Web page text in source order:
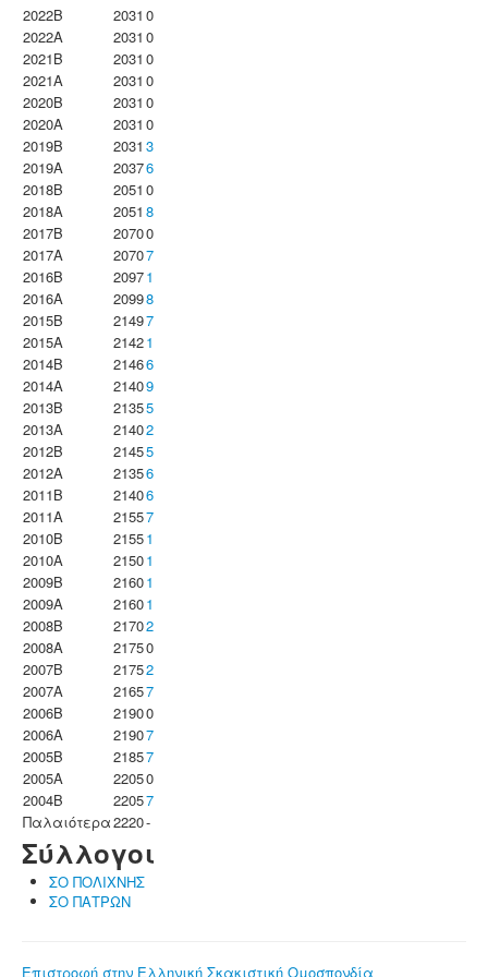
2022B
2031 0
2022A
2031 0
2021B
2031 0
2021A
2031 0
2020B
2031 0
2020A
2031 0
2019B
2031 3
2019A
20376
2018B
2051 0
2018A
2051 8
2017B
20700
2017A
20707
2016B
20971
2016A
20998
2015B
21497
2015A
21421
2014B
21466
2014A
21409
2013B
21355
2013A
21402
2012B
21455
2012A
21356
2011B
21406
2011A
21557
2010B
21551
2010A
21501
2009B
21601
2009A
21601
2008B
21702
2008A
21750
2007B
21752
2007A
21657
2006B
21900
2006A
21907
2005B
21857
2005A
22050
2004B
22057
Παλαιότερα2220-
Σύλλογοι
ΣΟ ΠΟΛΙΧΝΗΣ
ΣΟ ΠΑΤΡΩΝ
Επιστροφή στην Ελληνική Σκακιστική Ομοσπονδία